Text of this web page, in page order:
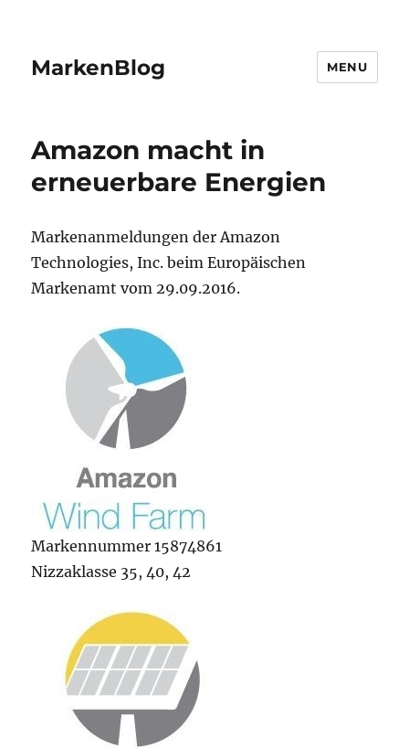
MarkenBlog MENU
Amazon macht in
erneuerbare Energien
Markenanmeldungen der Amazon
Technologies, Inc. beim Europäischen
Markenamt vom 29.09.2016.
Markennummer 15874861
Nizzaklasse 35, 40, 42